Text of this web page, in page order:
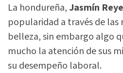
La hondureña,Jasmín
popularidad a través de las
belleza, sin embargo algo
mucho la atención de sus
su desempeño laboral.